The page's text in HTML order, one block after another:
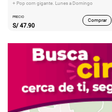
+ Pop corn gigante. Lunes a Domingo
PRECIO
S/ 47.90
Comprar